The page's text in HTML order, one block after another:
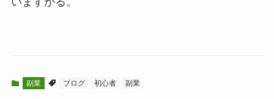
副業 ブログ 初心者 副業